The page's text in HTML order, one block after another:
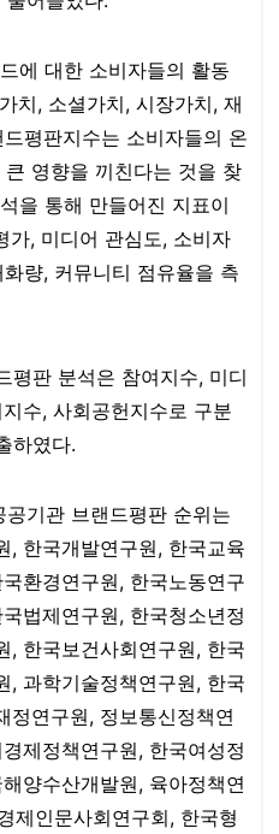
에 대한 소비자들의 활동
치, 소셜가치, 시장가치, 재
평판지수는 소비자들의 온
영향을 끼친다는 것을 찾
을 통해 만들어진 지표이
가, 미디어 관심도, 소비자
량, 커뮤니티 점유율을 측
평판 분석은 참여지수, 미디
수, 사회공헌지수로 구분
하였다.​​​​​​​
기관 브랜드평판 순위는
, 한국개발연구원, 한국교육
환경연구원, 한국노동연구
법제연구원, 한국청소년정
, 한국보건사회연구원, 한국
, 과학기술정책연구원, 한국
정연구원, 정보통신정책연
제정책연구원, 한국여성정
양수산개발원, 육아정책연
제인문사회연구회, 한국형